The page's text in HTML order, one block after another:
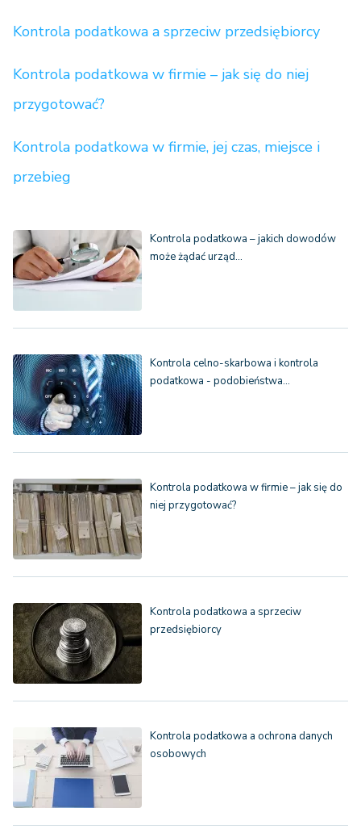
Kontrola podatkowa a sprzeciw przedsiębiorcy
Kontrola podatkowa w firmie – jak się do niej
przygotować?
Kontrola podatkowa w firmie, jej czas, miejsce i
przebieg
Kontrola podatkowa – jakich dowodów
może żądać urząd…
Kontrola celno-skarbowa i kontrola
podatkowa - podobieństwa…
Kontrola podatkowa w firmie – jak się do
niej przygotować?
Kontrola podatkowa a sprzeciw
przedsiębiorcy
Kontrola podatkowa a ochrona danych
osobowych